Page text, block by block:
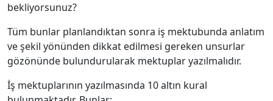
bekliyorsunuz?
Tüm bunlar planlandıktan sonra iş mektubunda anlatım
ve şekil yönünden dikkat edilmesi gereken unsurlar
gözönünde bulundurularak mektuplar yazılmalıdır.
İş mektuplarının yazılmasında 10 altın kural